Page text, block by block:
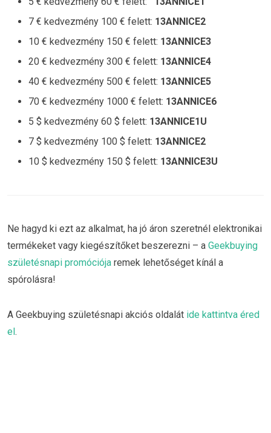
7 € kedvezmény 100 € felett: 13ANNICE2
10 € kedvezmény 150 € felett: 13ANNICE3
20 € kedvezmény 300 € felett: 13ANNICE4
40 € kedvezmény 500 € felett: 13ANNICE5
70 € kedvezmény 1000 € felett: 13ANNICE6
5 $ kedvezmény 60 $ felett: 13ANNICE1U
7 $ kedvezmény 100 $ felett: 13ANNICE2
10 $ kedvezmény 150 $ felett: 13ANNICE3U
Ne hagyd ki ezt az alkalmat, ha jó áron szeretnél elektronikai
termékeket vagy kiegészítőket beszerezni – a Geekbuying
születésnapi promóciója remek lehetőséget kínál a
spórolásra!
A Geekbuying születésnapi akciós oldalát ide kattintva éred
el.